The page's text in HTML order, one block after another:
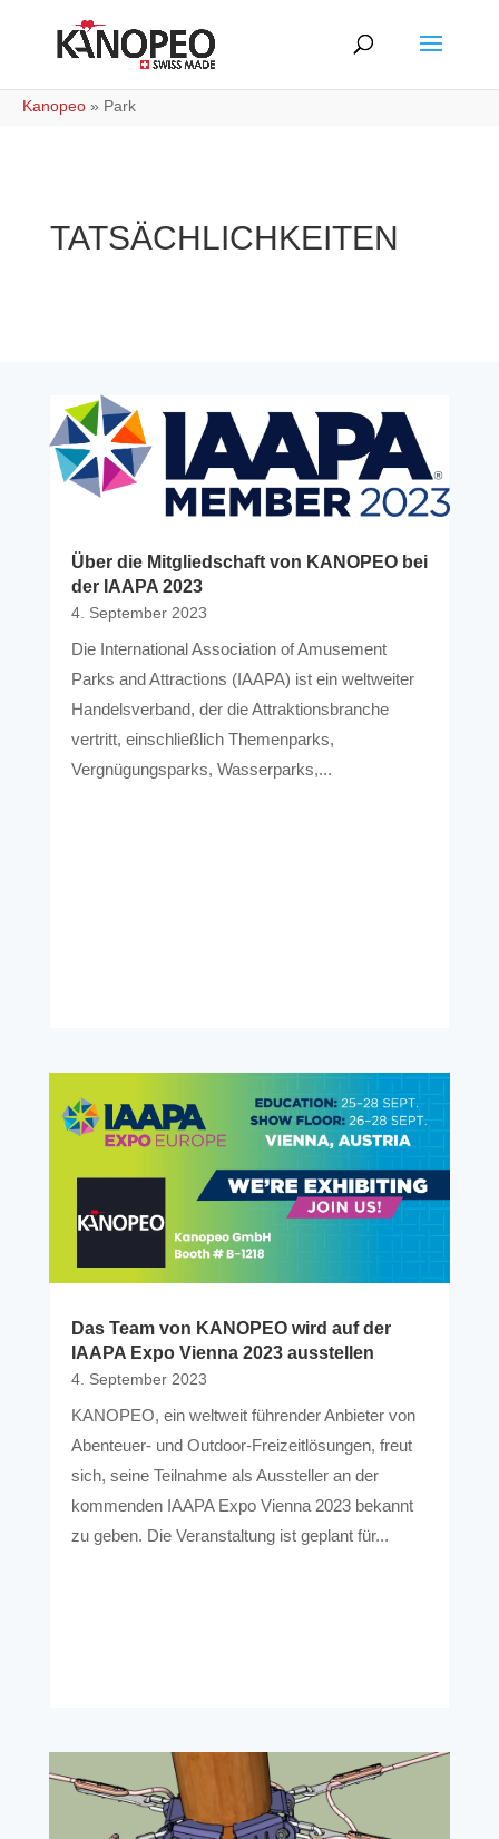
Kanopeo » Park
TATSÄCHLICHKEITEN
Über die Mitgliedschaft von KANOPEO bei
der IAAPA 2023
4. September 2023
Die International Association of Amusement
Parks and Attractions (IAAPA) ist ein weltweiter
Handelsverband, der die Attraktionsbranche
vertritt, einschließlich Themenparks,
Vergnügungsparks, Wasserparks,...
Das Team von KANOPEO wird auf der
IAAPA Expo Vienna 2023 ausstellen
4. September 2023
KANOPEO, ein weltweit führender Anbieter von
Abenteuer- und Outdoor-Freizeitlösungen, freut
sich, seine Teilnahme als Aussteller an der
kommenden IAAPA Expo Vienna 2023 bekannt
zu geben. Die Veranstaltung ist geplant für...